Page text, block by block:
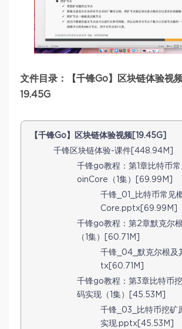
文件目录：【千锋Go】区块链体验视
19.45G
【千锋Go】区块链体验视频[19.45G]
千锋区块链体验-课件[448.94M]
千锋go教程：第1章比特币
oinCore（1集）[69.99M]
千锋_01_比特币常见
Core.pptx[69.99M]
千锋go教程：第2章默克尔
（1集）[60.71M]
千锋_04_默克尔根及
tx[60.71M]
千锋go教程：第3章比特币
码实现（1集）[45.53M]
千锋_03_比特币挖矿
实现.pptx[45.53M]